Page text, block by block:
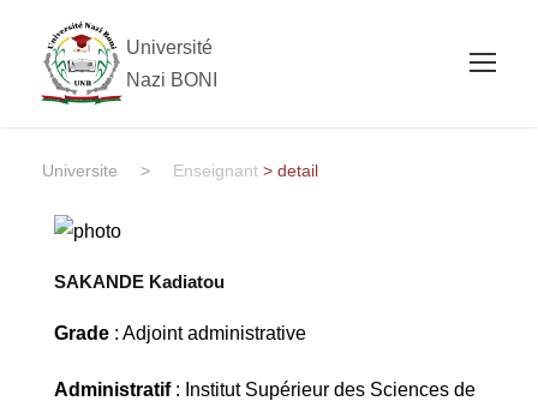
Université
Nazi BONI
Universite > Enseignant > detail
SAKANDE Kadiatou
Grade: Adjoint administrative
Administratif : Institut Supérieur des Sciences de